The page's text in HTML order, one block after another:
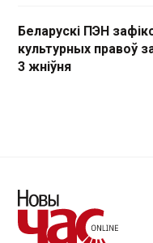
Беларускі ПЭН
культурных правоў
3 жніўня